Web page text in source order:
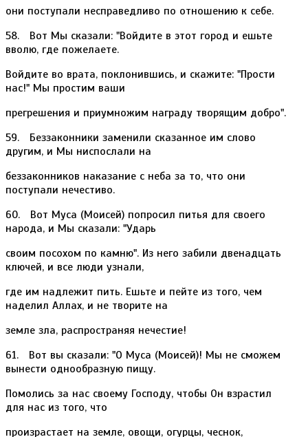
они поступали несправедливо по отношению к себе.
58. Вот Мы сказали: "Войдите в этот город и ешьте
вволю, где пожелаете.
Войдите во врата, поклонившись, и скажите: "Прости
наc!" Мы простим ваши
прегрешения и приумножим награду творящим добро".
59. Беззаконники заменили сказанное им слово
другим, и Мы ниспослали на
беззаконников наказание с неба за то, что они
поступали нечестиво.
60. Вот Муса (Моисей) попросил питья для своего
народа, и Мы сказали: "Ударь
своим посохом по камню". Из него забили двенадцать
ключей, и все люди узнали,
где им надлежит пить. Ешьте и пейте из того, чем
наделил Аллах, и не творите на
земле зла, распространяя нечестие!
61. Вот вы сказали: "О Муса (Моисей)! Мы не сможем
вынести однообразную пищу.
Помолись за нас своему Господу, чтобы Он взрастил
для нас из того, что
произрастает на земле, овощи, огурцы, чеснок,